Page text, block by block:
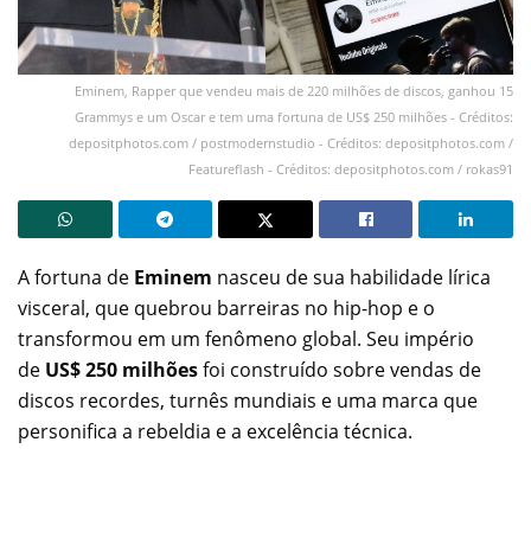
Eminem, Rapper que vendeu mais de 220 milhões de discos, ganhou 15
Grammys e um Oscar e tem uma fortuna de US$ 250 milhões - Créditos:
depositphotos.com / postmodernstudio - Créditos: depositphotos.com /
Featureflash - Créditos: depositphotos.com / rokas91
A fortuna de Eminem nasceu de sua habilidade lírica
visceral, que quebrou barreiras no hip-hop e o
transformou em um fenômeno global. Seu império
de US$ 250 milhõesfoi construído sobre vendas de
discos recordes, turnês mundiais e uma marca que
personifica a rebeldia e a excelência técnica.